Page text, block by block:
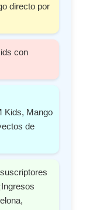
directo por
con
Kids, Mango
de